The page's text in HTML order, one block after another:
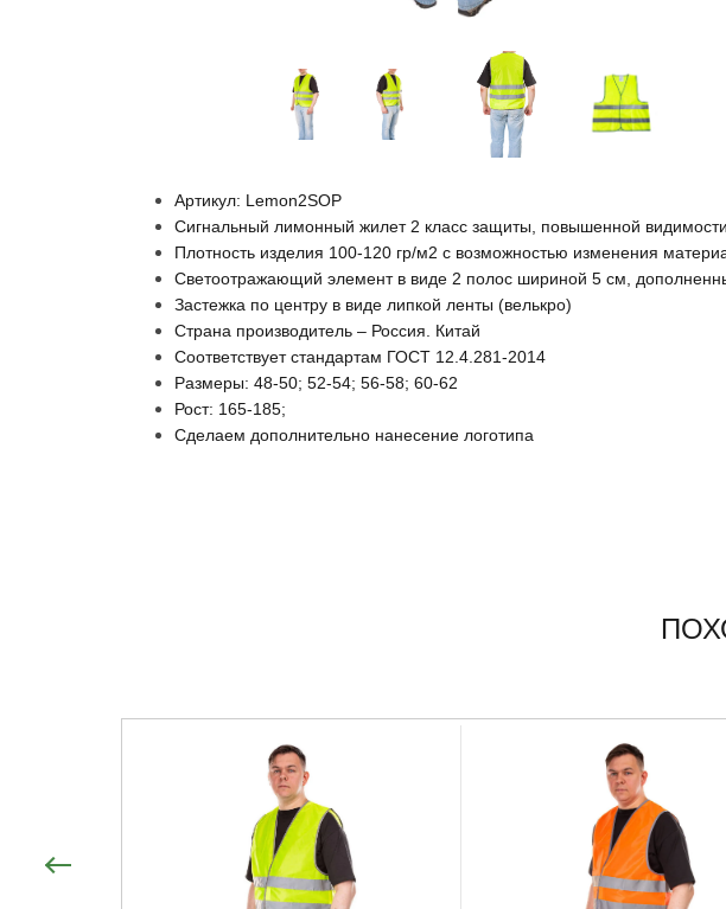
Артикул: Lemon2SOP
Сигнальный лимонный жилет 2 класс защиты, повышенной видимости
Плотность изделия 100-120 гр/м2 с возможностью изменения
Светоотражающий элемент в виде 2 полос шириной 5 см,
Застежка по центру в виде липкой ленты (велькро)
Страна производитель – Россия. Китай
Соответствует стандартам ГОСТ 12.4.281-2014
Размеры: 48-50; 52-54; 56-58; 60-62
Рост: 165-185;
Сделаем дополнительно нанесение логотипа